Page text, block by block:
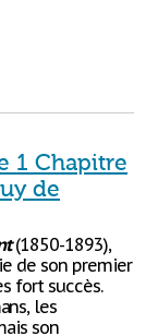
1 Chapitre
de
(1850-1893),
de son premier
fort succès.
les
son